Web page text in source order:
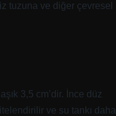
tuzuna ve diğer çevresel
3,5 cm’dir. İnce düz
ve su tankı daha